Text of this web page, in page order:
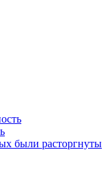
были расторгнуты